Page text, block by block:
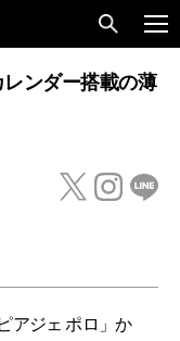
レンダー搭載の薄
アジェ ポロ」か